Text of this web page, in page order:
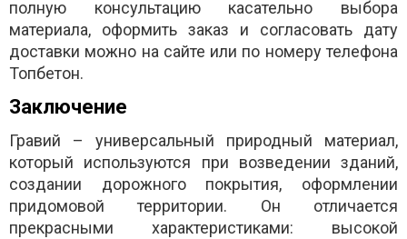
полную консультацию касательно выбора
материала, оформить заказ и согласовать дату
доставки можно на сайте или по номеру телефона
Топбетон.
Заключение
Гравий – универсальный природный материал,
который используются при возведении зданий,
создании дорожного покрытия, оформлении
придомовой территории. Он отличается
прекрасными характеристиками: высокой